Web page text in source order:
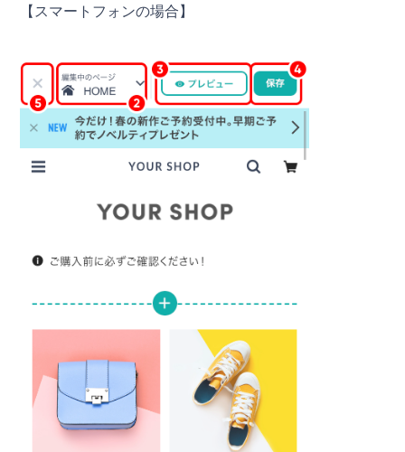
【スマートフォンの場合】